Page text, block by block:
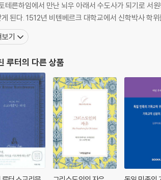
테른하임에서 만난 뇌우 아래서 수도사가 되기로 서
된다. 1512년 비텐베르크 대학교에서 신학박사 학
기
루터의 다른 상품